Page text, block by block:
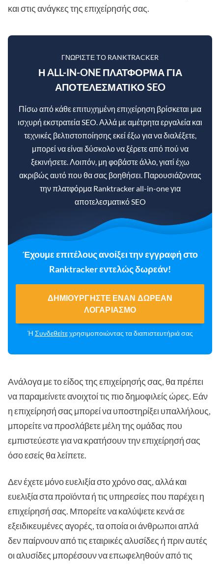
και στις ανάγκες της επιχείρησής σας.
ΓΝΩΡΊΣΤΕ ΤΟ RANKTRACKER
Η ALL-IN-ONE ΠΛΑΤΦΌΡΜΑ ΓΙΑ
ΑΠΟΤΕΛΕΣΜΑΤΙΚΌ SEO
Πίσω από κάθε επιτυχημένη επιχείρηση βρίσκεται μια
ισχυρή εκστρατεία SEO. Αλλά με αμέτρητα εργαλεία και
τεχνικές βελτιστοποίησης εκεί έξω για να διαλέξετε,
μπορεί να είναι δύσκολο να ξέρετε από πού να
ξεκινήσετε. Λοιπόν, μη φοβάστε άλλο, γιατί έχω
ακριβώς αυτό που θα σας βοηθήσει. Παρουσιάζοντας
την πλατφόρμα Ranktracker all-in-one για
αποτελεσματικό SEO
Έχουμε επιτέλους ανοίξει την εγγραφή στο
Ranktracker εντελώς δωρεάν!
ΔΗΜΙΟΥΡΓΉΣΤΕ ΈΝΑΝ ΔΩΡΕΆΝ
ΛΟΓΑΡΙΑΣΜΌ
Ή Συνδεθείτεχρησιμοποιώντας τα διαπιστευτήριά σας
Ανάλογα με το είδος της επιχείρησής σας, θα πρέπει
να παραμείνετε ανοιχτοί τις πιο δημοφιλείς ώρες. Εάν
η επιχείρησή σας μπορεί να υποστηρίξει υπαλλήλους,
μπορείτε να προσλάβετε μέλη της ομάδας που
εμπιστεύεστε για να κρατήσουν την επιχείρησή σας
όσο εσείς θα λείπετε.
Δεν έχετε μόνο ευελιξία στο χρόνο σας, αλλά και
ευελιξία στα προϊόντα ή τις υπηρεσίες που παρέχει η
επιχείρησή σας. Μπορείτε να καλύψετε κενά σε
εξειδικευμένες αγορές, τα οποία οι άνθρωποι απλά
δεν παίρνουν από τις εταιρικές αλυσίδες ή πριν αυτές
οι αλυσίδες μπορέσουν να επωφεληθούν από τις